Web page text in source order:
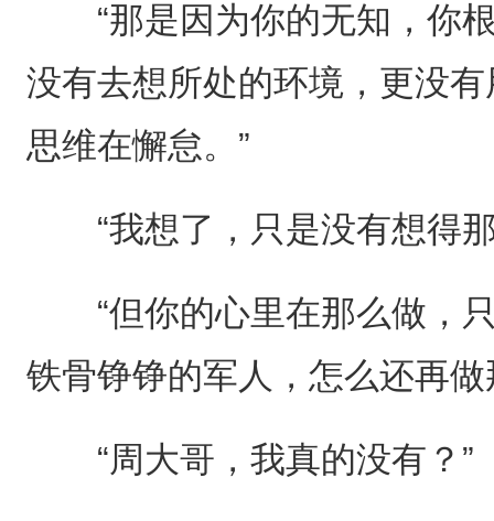
“那是因为你的无知，你根
没有去想所处的环境，更没
思维在懈怠。”
“我想了，只是没有想得那
“但你的心里在那么做，只
铁骨铮铮的军人，怎么还再
“周大哥，我真的没有？”